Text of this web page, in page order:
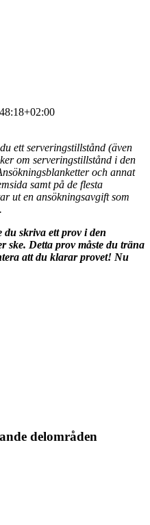
ett serveringstillstånd (även
om serveringstillstånd i den
och annat
samt på de flesta
ut en ansökningsavgift som
du skriva ett prov i den
ske. Detta prov måste du träna
att du klarar provet! Nu
delområden